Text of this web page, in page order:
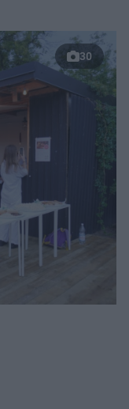
30